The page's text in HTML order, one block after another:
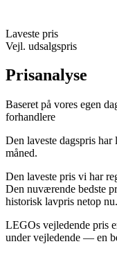
Laveste pris
Vejl. udsalgspris
Prisanalyse
Baseret på vores egen
forhandlere
Den laveste dagspris
måned.
Den laveste pris vi har
Den nuværende bedste
historisk lavpris netop nu.
LEGOs vejledende pris
under vejledende — en